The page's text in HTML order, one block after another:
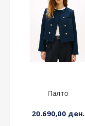
Палто
20.690,00 ден.